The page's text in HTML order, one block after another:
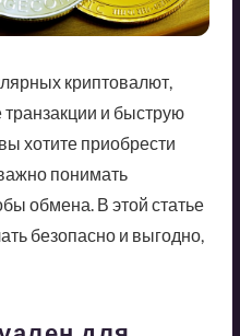
криптовалют,
и быструю
хотите приобрести
понимать
обмена. В этой статье
безопасно и выгодно,